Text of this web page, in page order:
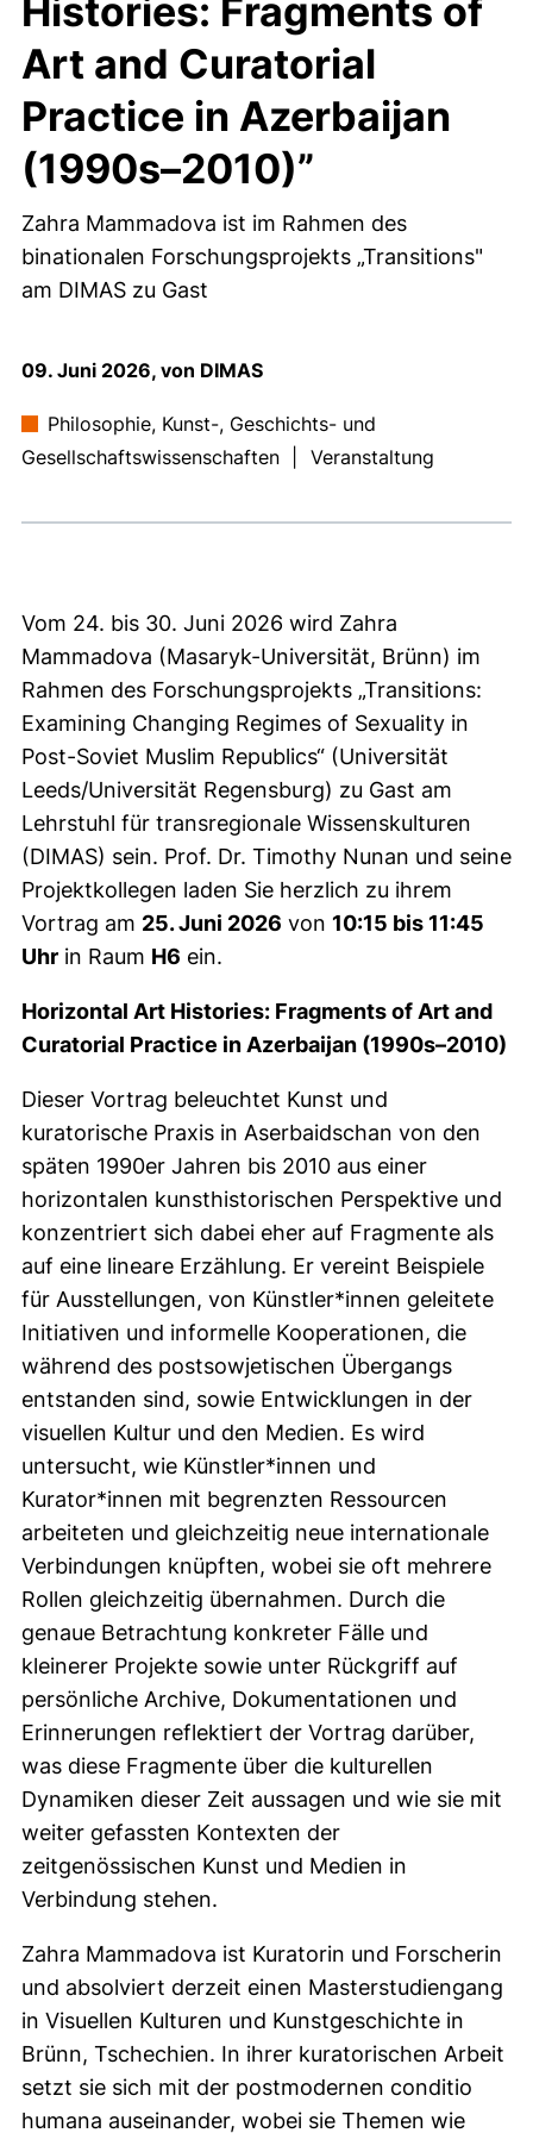
Histories: Fragments of
Art and Curatorial
Practice in Azerbaijan
(1990s–2010)”
Zahra Mammadova ist im Rahmen des
binationalen Forschungsprojekts „Transitions"
am DIMAS zu Gast
09. Juni 2026, von DIMAS
Philosophie, Kunst-, Geschichts- und
Gesellschaftswissenschaften
Veranstaltung
Vom 24. bis 30. Juni 2026 wird Zahra
Mammadova (Masaryk-Universität, Brünn) im
Rahmen des Forschungsprojekts „Transitions:
Examining Changing Regimes of Sexuality in
Post-Soviet Muslim Republics“ (Universität
Leeds/Universität Regensburg) zu Gast am
Lehrstuhl für transregionale Wissenskulturen
(DIMAS) sein. Prof. Dr. Timothy Nunan und seine
Projektkollegen laden Sie herzlich zu ihrem
Vortrag am 25. Juni 2026 von 10:15 bis 11:45
Uhr in Raum H6 ein.
Horizontal Art Histories: Fragments of Art and
Curatorial Practice in Azerbaijan (1990s–2010)
Dieser Vortrag beleuchtet Kunst und
kuratorische Praxis in Aserbaidschan von den
späten 1990er Jahren bis 2010 aus einer
horizontalen kunsthistorischen Perspektive und
konzentriert sich dabei eher auf Fragmente als
auf eine lineare Erzählung. Er vereint Beispiele
für Ausstellungen, von Künstler*innen geleitete
Initiativen und informelle Kooperationen, die
während des postsowjetischen Übergangs
entstanden sind, sowie Entwicklungen in der
visuellen Kultur und den Medien. Es wird
untersucht, wie Künstler*innen und
Kurator*innen mit begrenzten Ressourcen
arbeiteten und gleichzeitig neue internationale
Verbindungen knüpften, wobei sie oft mehrere
Rollen gleichzeitig übernahmen. Durch die
genaue Betrachtung konkreter Fälle und
kleinerer Projekte sowie unter Rückgriff auf
persönliche Archive, Dokumentationen und
Erinnerungen reflektiert der Vortrag darüber,
was diese Fragmente über die kulturellen
Dynamiken dieser Zeit aussagen und wie sie mit
weiter gefassten Kontexten der
zeitgenössischen Kunst und Medien in
Verbindung stehen.
Zahra Mammadova ist Kuratorin und Forscherin
und absolviert derzeit einen Masterstudiengang
in Visuellen Kulturen und Kunstgeschichte in
Brünn, Tschechien. In ihrer kuratorischen Arbeit
setzt sie sich mit der postmodernen conditio
humana auseinander, wobei sie Themen wie